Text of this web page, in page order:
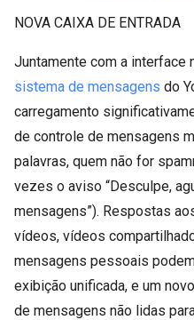
NOVA CAIXA DE ENTRADA
Juntamente com a interface
sistema de mensagens do
carregamento
de controle de mensagens
palavras, quem não for
vezes o aviso “Desculpe,
mensagens”). Respostas
vídeos, vídeos
mensagens pessoais
exibição unificada, e um
de mensagens não lidas